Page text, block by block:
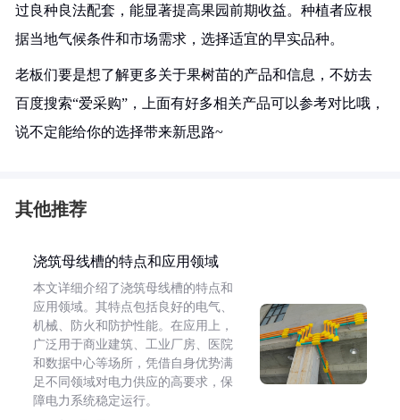
过良种良法配套，能显著提高果园前期收益。种植者应根
据当地气候条件和市场需求，选择适宜的早实品种。
老板们要是想了解更多关于果树苗的产品和信息，不妨去
百度搜索“爱采购”，上面有好多相关产品可以参考对比哦，
说不定能给你的选择带来新思路~
其他推荐
浇筑母线槽的特点和应用领域
本文详细介绍了浇筑母线槽的特点和
应用领域。其特点包括良好的电气、
机械、防火和防护性能。在应用上，
广泛用于商业建筑、工业厂房、医院
和数据中心等场所，凭借自身优势满
足不同领域对电力供应的高要求，保
障电力系统稳定运行。